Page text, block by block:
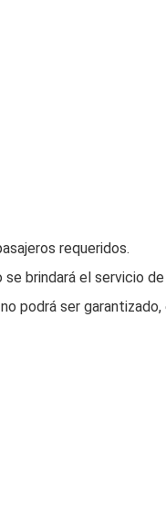
requeridos.
brindará el servicio
podrá ser